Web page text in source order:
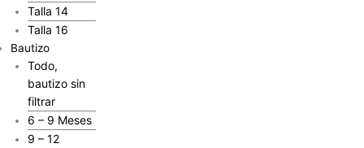
Talla 14
Talla 16
Bautizo
Todo,
bautizo sin
filtrar
6 – 9 Meses
9 – 12